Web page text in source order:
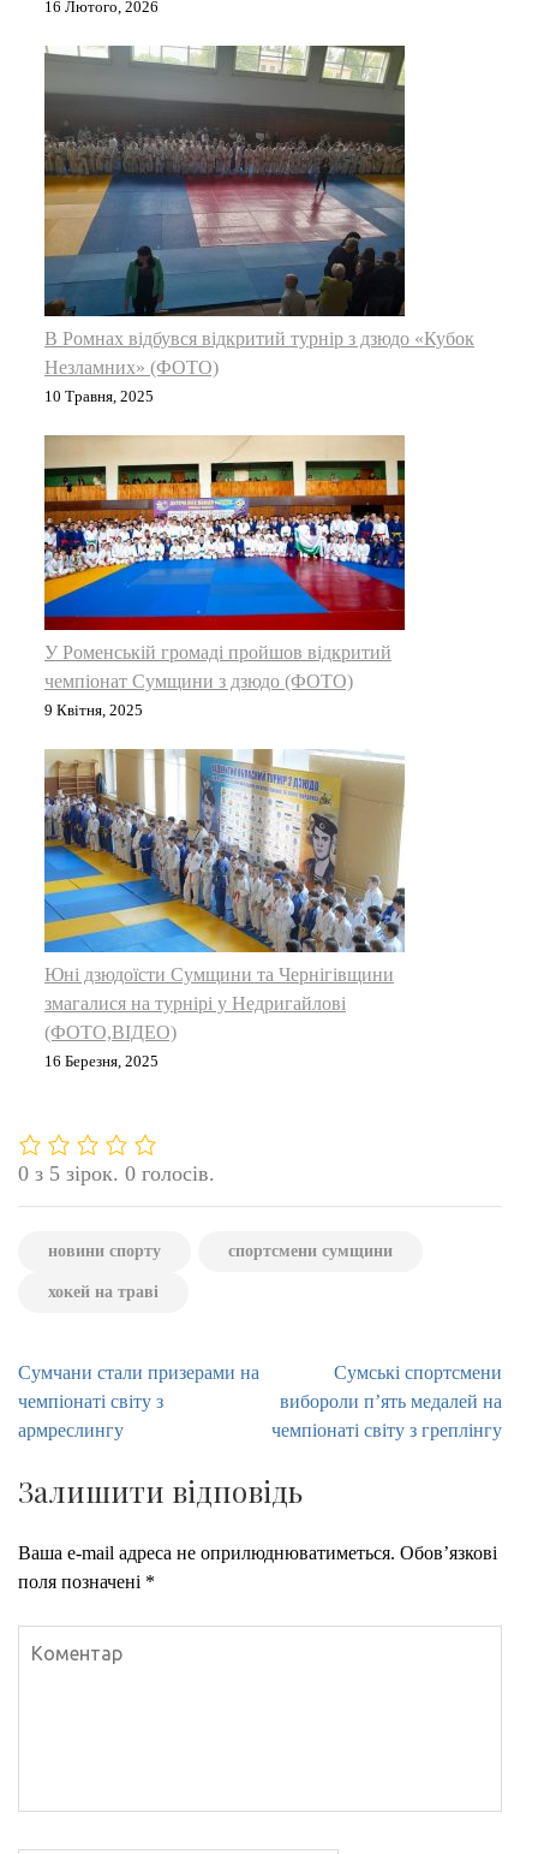
16 Лютого, 2026
В Ромнах відбувся відкритий турнір з дзюдо «Кубок
Незламних» (ФОТО)
10 Травня, 2025
У Роменській громаді пройшов відкритий
чемпіонат Сумщини з дзюдо (ФОТО)
9 Квітня, 2025
Юні дзюдоїсти Сумщини та Чернігівщини
змагалися на турнірі у Недригайлові
(ФОТО,ВІДЕО)
16 Березня, 2025
0 з 5 зірок. 0 голосів.
новини спорту спортсмени сумщини
хокей на траві
Навігація
записів
Сумчани стали призерами на
чемпіонаті світу з
армреслингу
Сумські спортсмени
вибороли п’ять медалей на
чемпіонаті світу з греплінгу
Залишити відповідь
Ваша e-mail адреса не оприлюднюватиметься. Обов’язкові
поля позначені *